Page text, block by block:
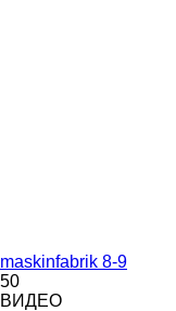
maskinfabrik 8-9
50
ВИДЕО